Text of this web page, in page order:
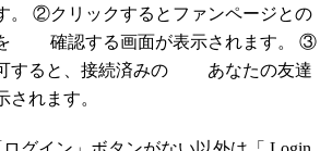
。 ②クリックするとファンページとの
確認する画面が表示されます。 ③
すると、接続済みの あなたの友達
されます。